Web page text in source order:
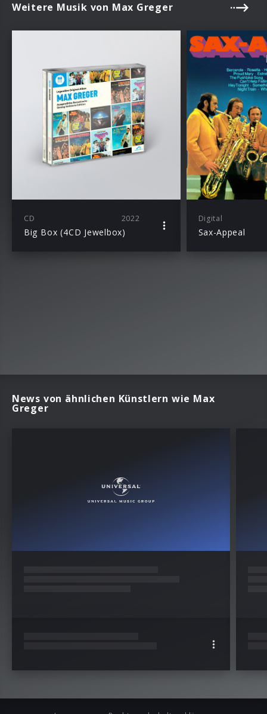
Weitere Musik von Max Greger
CD 2022
Big Box (4CD Jewelbox)
Digital
Sax-Appeal
News von ähnlichen Künstlern wie Max
Greger